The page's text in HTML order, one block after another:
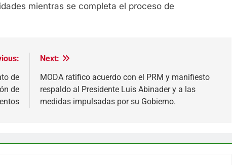
mientras se completa el proceso de
de
de
Next:
MODA ratifico acuerdo con el PRM y manifiesto
respaldo al Presidente Luis Abinader y a las
medidas impulsadas por su Gobierno.